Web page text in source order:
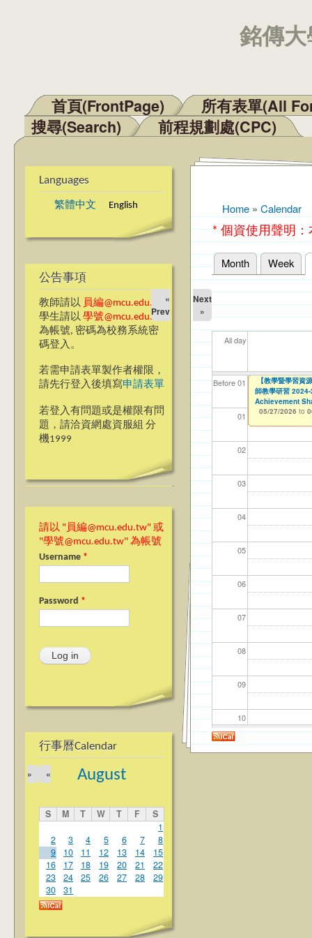
銘傳
Main menu
首頁(FrontPage)
所有表單(All
搜尋(Search)
前程規劃處(CPC)
Languages
繁體中文 English
公告事項
教師請以 員編@mcu.edu.tw
學生請以 學號@mcu.edu.tw
為帳號, 密碼為校務系統密
碼登入。
若需申請表單製作者權限，
請先行登入後填寫申請表單
若登入有問題或是權限有問
題，請洽資網處資服組 分
機1999
請以 "員編@mcu.edu.tw" 或
"學號@mcu.edu.tw" 為帳號
Username *
Password *
行事曆Calendar
August
«
»
S M T W T F
S
1
2
3 4 5 6 7
8
9
10 11 12 13 14
15
16
17 18 19 20 21
22
23
24 25 26 27 28
29
30
31
You are here
Home » Calendar
* 個資使用聲明
Primary tabs
Month Week
«
Prev
Next
»
All day
Before 01
01
02
03
04
05
06
07
08
09
10
11
【資網處】
整合系統～表單
03/27/2013to
12/31/2027
【財務處】工讀
11/12/2021to
07/31/2027
【財務處】漏打
錄
11/15/2021to
07/31/2027
114學年度前程
表(服務學習教師
04/17/2022to
07/31/2026
114
02/
114
03/
【學
07/
教務
11/
商品
11/
114
02/
【前程規劃處】
社會的共融」
04/14/2026to
▼▼【台北諮商
05/26/2026to
【教學暨學習
師教學研習
Achievement
05/27/2026 to
【教學暨學習
師教學研習
Achievement
05/27/2026 to